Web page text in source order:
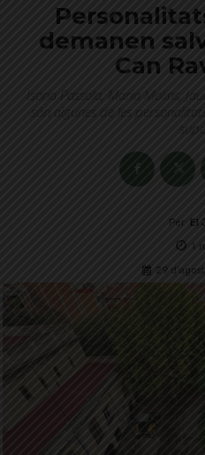
demanen
Can
Isona Passola, Maria Molins,
són algunes de les
Per El
1
29